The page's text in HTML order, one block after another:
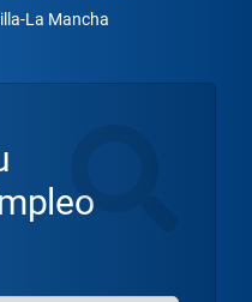
La Mancha